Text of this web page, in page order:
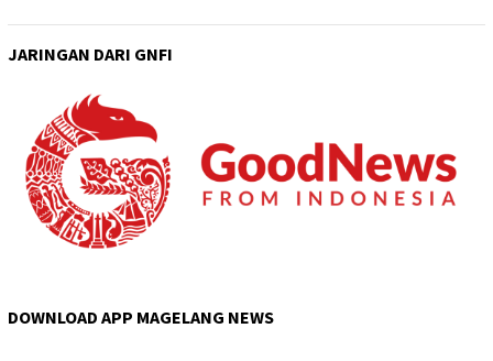
JARINGAN DARI GNFI
DOWNLOAD APP MAGELANG NEWS